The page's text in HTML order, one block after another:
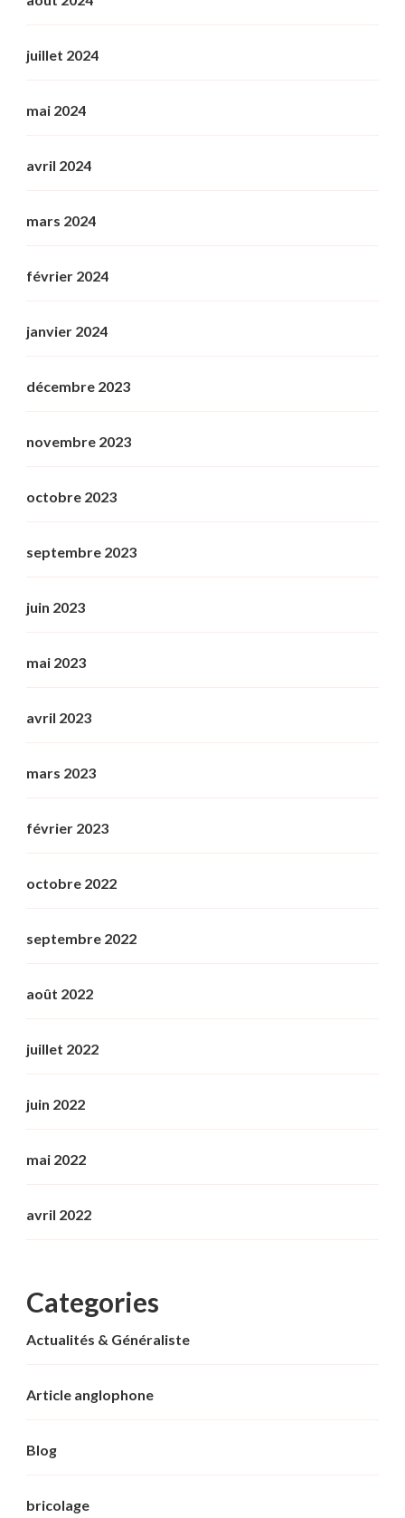
juillet 2024
mai 2024
avril 2024
mars 2024
février 2024
janvier 2024
décembre 2023
novembre 2023
octobre 2023
septembre 2023
juin 2023
mai 2023
avril 2023
mars 2023
février 2023
octobre 2022
septembre 2022
août 2022
juillet 2022
juin 2022
mai 2022
avril 2022
Categories
Actualités & Généraliste
Article anglophone
Blog
bricolage